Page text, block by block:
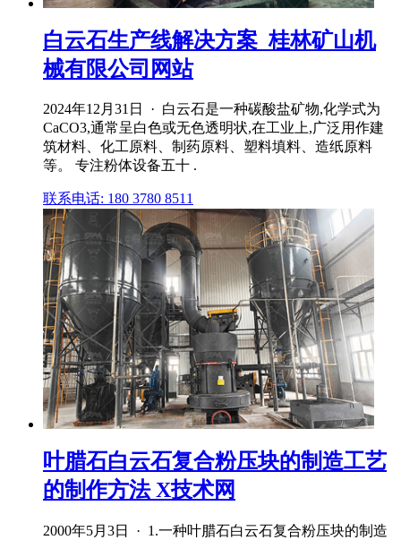
白云石生产线解决方案_桂林矿山机
械有限公司网站
2024年12月31日 · 白云石是一种碳酸盐矿物,化学式为
CaCO3,通常呈白色或无色透明状,在工业上,广泛用作建
筑材料、化工原料、制药原料、塑料填料、造纸原料
等。 专注粉体设备五十 .
联系电话: 180 3780 8511
叶腊石白云石复合粉压块的制造工艺
的制作方法 X技术网
2000年5月3日 · 1.一种叶腊石白云石复合粉压块的制造